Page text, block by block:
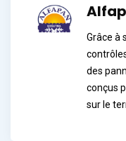
Grâce à
des
conçus
sur le